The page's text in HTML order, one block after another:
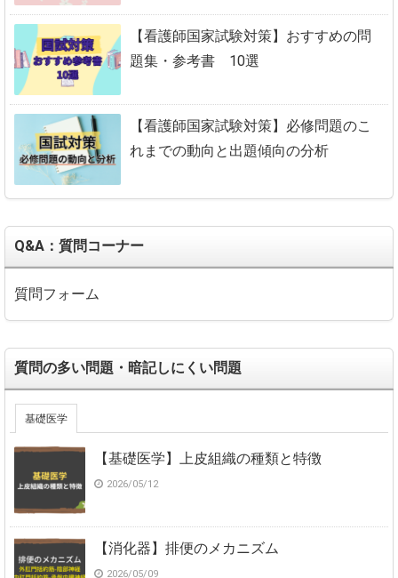
【看護師国家試験対策】おすすめの問
題集・参考書 10選
【看護師国家試験対策】必修問題のこ
れまでの動向と出題傾向の分析
Q&A：質問コーナー
質問フォーム
質問の多い問題・暗記しにくい問題
基礎医学
【基礎医学】上皮組織の種類と特徴
2026/05/12
【消化器】排便のメカニズム
2026/05/09